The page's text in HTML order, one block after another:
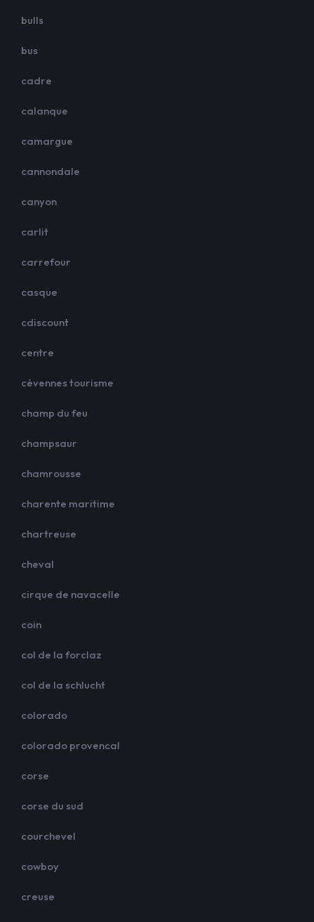
bulls
bus
cadre
calanque
camargue
cannondale
canyon
carlit
carrefour
casque
cdiscount
centre
cévennes tourisme
champ du feu
champsaur
chamrousse
charente maritime
chartreuse
cheval
cirque de navacelle
coin
col de la forclaz
col de la schlucht
colorado
colorado provencal
corse
corse du sud
courchevel
cowboy
creuse